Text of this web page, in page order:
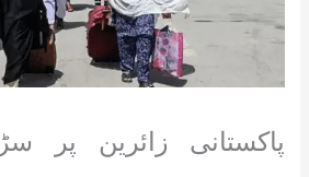
پاکستانی زائرین پر